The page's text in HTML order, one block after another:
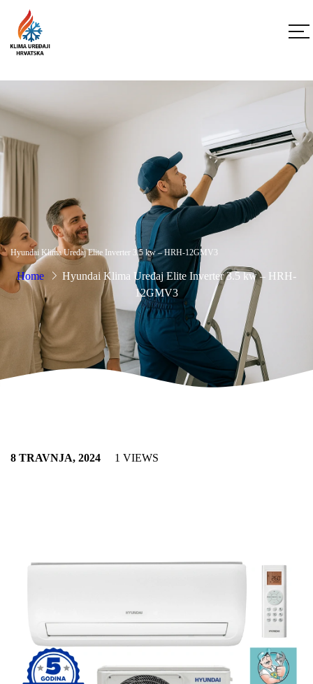
Hyundai Klima Uređaj Elite Inverter 3.5 kw – HRH-12GMV3
Home
Hyundai Klima Uređaj Elite Inverter 3.5 kw – HRH-
12GMV3
8 TRAVNJA, 2024 1 VIEWS